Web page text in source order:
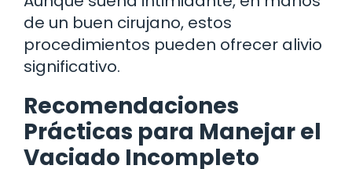
de un buen cirujano, estos
procedimientos pueden ofrecer alivio
significativo.
Recomendaciones
Prácticas para Manejar el
Vaciado Incompleto